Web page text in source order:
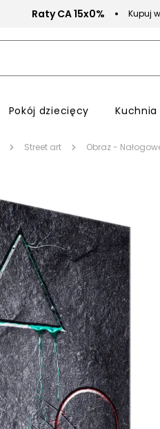
Raty CA 15x0% Kupuj
Pokój dziecięcy Kuchnia
Street art Obraz -